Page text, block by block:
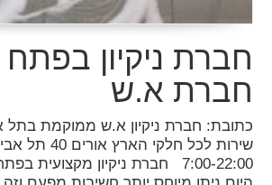
חברת ניקיון
חברת א.ש
כתובת: חברת ניקיון א.ש ממוקמת
שירות לכל
7:00-22:00 חברת ניקיון מקצועית